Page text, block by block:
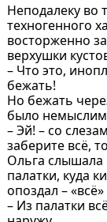
Неподалеку во
техногенного
восторженно
верхушки
– Что это,
бежать!
Но бежать
было
– Эй! – со
заберите всё,
Ольга слышала
палатки, куда
опоздал –
– Из палатки